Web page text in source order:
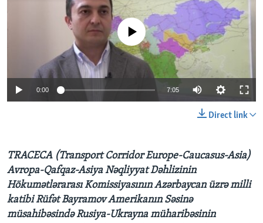
Dillər
No media source currently available
0:00 7:05
Direct link
TRACECA (Transport Corridor Europe-Caucasus-Asia)
Avropa-Qafqaz-Asiya Nəqliyyat Dəhlizinin
Hökumətlərarası Komissiyasının Azərbaycan üzrə milli
katibi Rüfət Bayramov Amerikanın Səsinə
müsahibəsində Rusiya-Ukrayna müharibəsinin